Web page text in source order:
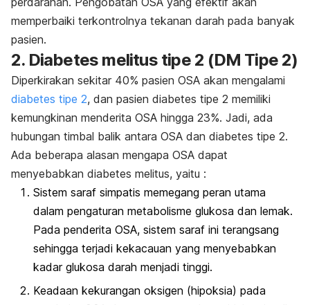
memperbaiki terkontrolnya tekanan darah pada banyak
pasien.
2. Diabetes melitus tipe 2 (DM Tipe 2)
Diperkirakan sekitar 40% pasien OSA akan mengalami
diabetes tipe 2, dan pasien diabetes tipe 2 memiliki
kemungkinan menderita OSA hingga 23%. Jadi, ada
hubungan timbal balik antara OSA dan diabetes tipe 2.
Ada beberapa alasan mengapa OSA dapat
menyebabkan diabetes melitus, yaitu :
Sistem saraf simpatis memegang peran utama
dalam pengaturan metabolisme glukosa dan lemak.
Pada penderita OSA, sistem saraf ini terangsang
sehingga terjadi kekacauan yang menyebabkan
kadar glukosa darah menjadi tinggi.
Keadaan kekurangan oksigen (hipoksia) pada